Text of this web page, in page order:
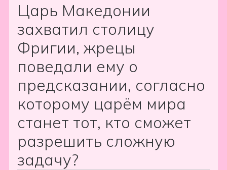
Царь Македонии
захватил столицу
Фригии, жрецы
поведали ему о
предсказании, согласно
которому царём мира
станет тот, кто сможет
разрешить сложную
задачу?